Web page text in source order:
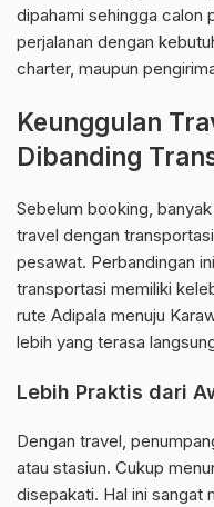
dipahami sehingga calon
perjalanan dengan
charter, maupun
Keunggulan
Dibanding
Sebelum booking,
travel dengan
pesawat. Perbandingan
transportasi memiliki
rute Adipala menuju
lebih yang terasa
Lebih Praktis dari
Dengan travel,
atau stasiun. Cukup
disepakati. Hal ini sangat